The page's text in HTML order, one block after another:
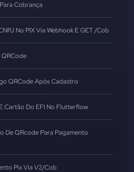
Cobrança
No PIX Via Webhook E GET /cob
QRCode Após Cadastro
Cartão Do EFI No Flutterflow
De QRcode Para Pagamento
Pix Via V2/cob